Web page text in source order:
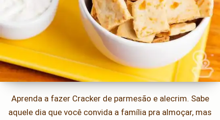
Aprenda a fazer Cracker de parmesão e alecrim. Sabe
aquele dia que você convida a família pra almoçar, mas